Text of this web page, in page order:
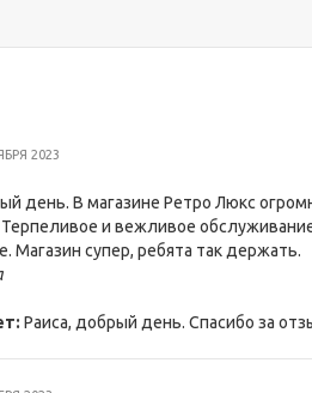
2023
день. В магазине Ретро Люкс
Терпеливое и вежливое
Магазин супер, ребята так держать.
Раиса, добрый день. Спасибо за